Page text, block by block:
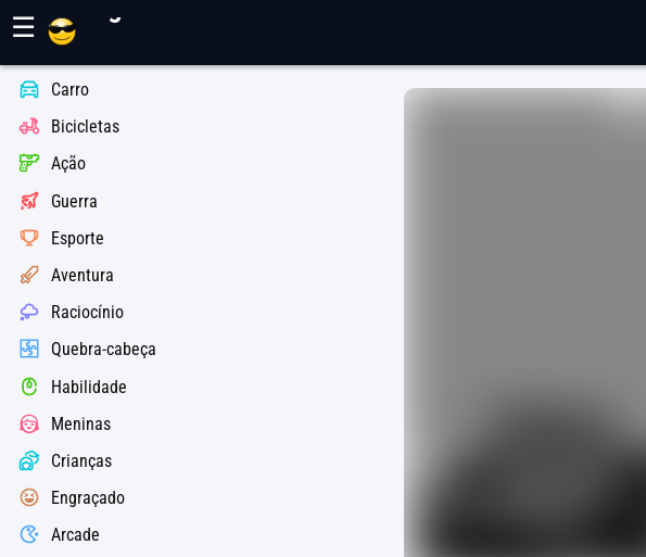
☰
Carro
Bicicletas
Ação
Guerra
Esporte
Aventura
Raciocínio
Quebra-cabeça
Habilidade
Meninas
Crianças
Engraçado
Arcade